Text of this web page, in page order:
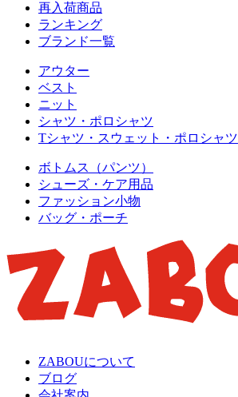
再入荷商品
ランキング
ブランド一覧
アウター
ベスト
ニット
シャツ・ポロシャツ
Tシャツ・スウェット・ポロシャツ
ボトムス（パンツ）
シューズ・ケア用品
ファッション小物
バッグ・ポーチ
ZABOUについて
ブログ